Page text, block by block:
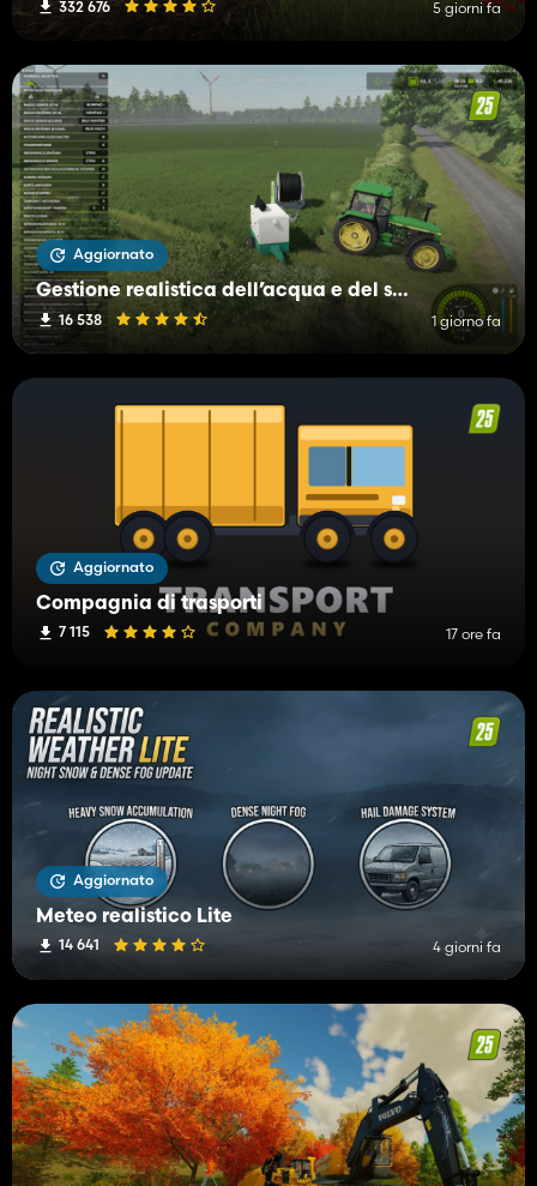
332 676 5 giorni fa
Aggiornato
Gestione realistica dell’acqua e del suolo (RWSM)
16 538 1 giorno fa
Aggiornato
Compagnia di trasporti
7 115 17 ore fa
Aggiornato
Meteo realistico Lite
14 641 4 giorni fa